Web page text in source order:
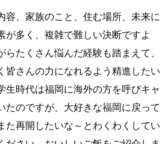
容、家族のこと、住む場所、未来に
が多く、複雑で難しい決断ですよ
たくさん悩んだ経験も踏まえて、
皆さんの力になれるよう精進したい
生時代は福岡に海外の方を呼びキャ
たのですが、大好きな福岡に戻って
た再開したいな～とわくわくしてい